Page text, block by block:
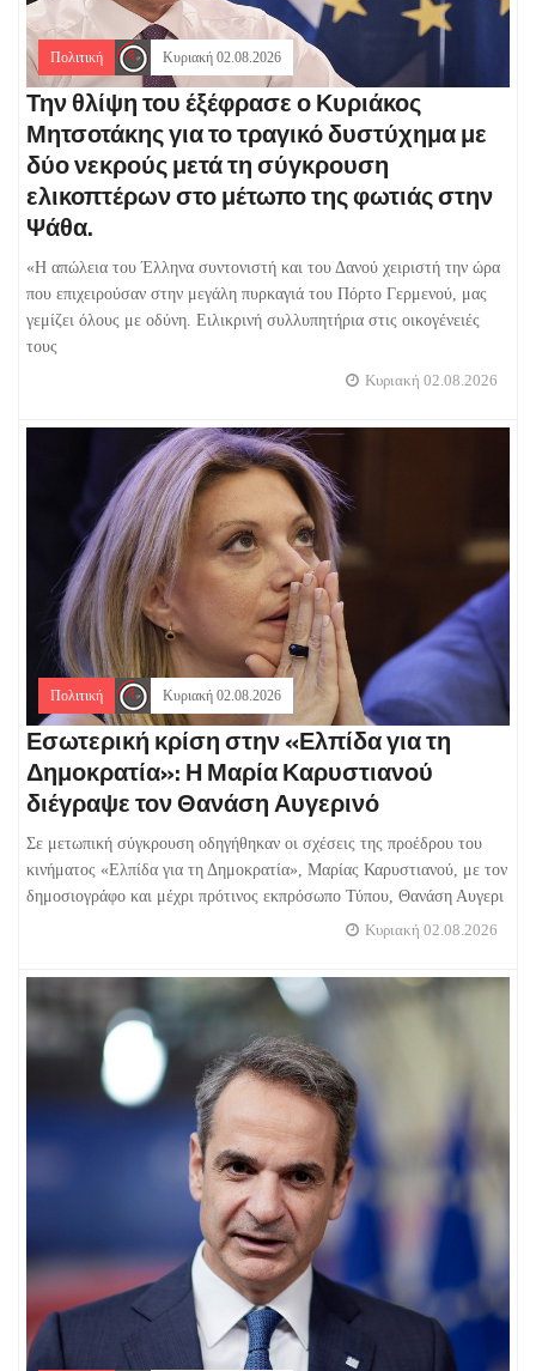
Πολιτική Κυριακή 02.08.2026
Την θλίψη του έξέφρασε ο Κυριάκος
Μητσοτάκης για το τραγικό δυστύχημα με
δύο νεκρούς μετά τη σύγκρουση
ελικοπτέρων στο μέτωπο της φωτιάς στην
Ψάθα.
«Η απώλεια του Έλληνα συντονιστή και του Δανού χειριστή την ώρα
που επιχειρούσαν στην μεγάλη πυρκαγιά του Πόρτο Γερμενού, μας
γεμίζει όλους με οδύνη. Ειλικρινή συλλυπητήρια στις οικογένειές
τους
Κυριακή 02.08.2026
Πολιτική Κυριακή 02.08.2026
Εσωτερική κρίση στην «Ελπίδα για τη
Δημοκρατία»: Η Μαρία Καρυστιανού
διέγραψε τον Θανάση Αυγερινό
Σε μετωπική σύγκρουση οδηγήθηκαν οι σχέσεις της προέδρου του
κινήματος «Ελπίδα για τη Δημοκρατία», Μαρίας Καρυστιανού, με τον
δημοσιογράφο και μέχρι πρότινος εκπρόσωπο Τύπου, Θανάση Αυγερι
Κυριακή 02.08.2026